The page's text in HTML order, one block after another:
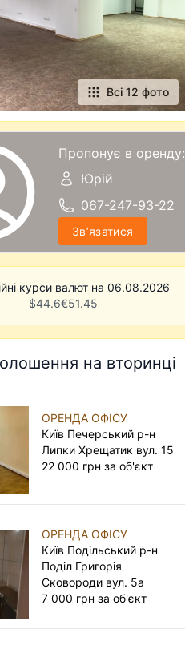
Всі 12 фото
Пропонує в оренду:
Юрій
067-247-93-22
Звʼязатися
курси валют на 06.08.2026
$44.6€51.45
на вторинці
ОРЕНДА ОФІСУ
Київ Печерський р-н
Липки Хрещатик вул. 15
22 000 грн за об'єкт
ОРЕНДА ОФІСУ
Київ Подільський р-н
Поділ Григорія
Сковороди вул. 5а
7 000 грн за об'єкт